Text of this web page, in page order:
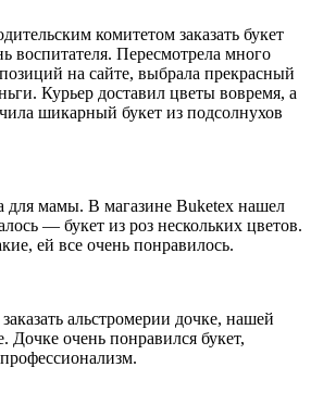
комитетом заказать букет
воспитателя. Пересмотрела много
на сайте, выбрала прекрасный
Курьер доставил цветы вовремя, а
шикарный букет из подсолнухов
для мамы. В магазине Buketex нашел
— букет из роз нескольких цветов.
ей все очень понравилось.
альстромерии дочке, нашей
Дочке очень понравился букет,
и утонченностью, а оранжевые
и долголетия. Букет из лилий –
вручения близким и дорогим людям.
оттенков подарит самые
настроение!
сорта имеют крупные наружные
Что значит подсолнух на
отличаются от других цветов
На языке цветов подсолнух
достаток. Ещё одно
и радость. Среди
вряд ли найдётся ещё один такой же